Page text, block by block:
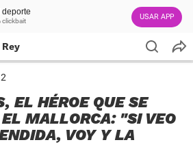
deporte
clickbait USAR APP
EL HÉROE QUE SE
MALLORCA: "SI VEO
VOY Y LA